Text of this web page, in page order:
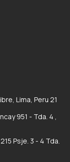
Lima, Peru 21
951 - Tda. 4 ,
Psje. 3 - 4 Tda.